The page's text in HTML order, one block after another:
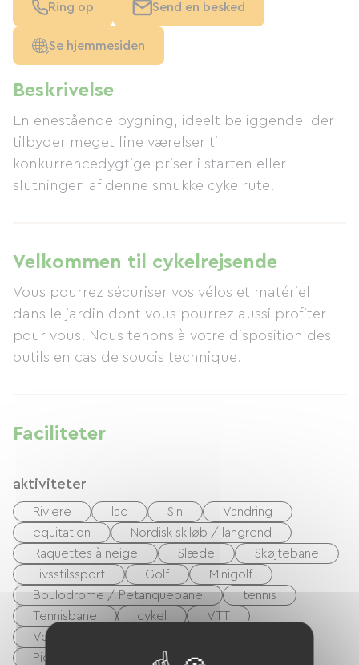
Beskrivelse
En enestående bygning, ideelt beliggende, der
tilbyder meget fine værelser til
konkurrencedygtige priser i starten eller
slutningen af ​​denne smukke cykelrute.
Velkommen til cykelrejsende
Vous pourrez sécuriser vos vélos et matériel
dans le jardin dont vous pourrez aussi profiter
pour vous. Nous tenons à votre disposition des
outils en cas de soucis technique.
Faciliteter
aktiviteter
Riviere lac Sin
Vandring
equitation
Nordisk skiløb / langrend
Raquettes à neige
Slæde
Skøjtebane
Livsstilssport
Golf
Minigolf
Boulodrome / Petanquebane
tennis
Tennisbane
cykel
VTT
Voie Verte
Picnic område
Billard
Ring op Send en besked
Se hjemmesiden